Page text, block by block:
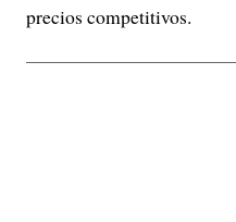
precios competitivos.